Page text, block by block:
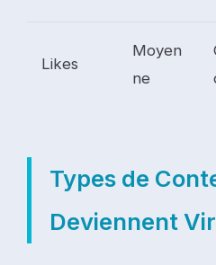
Likes
Moyen
ne
Types de
Deviennent